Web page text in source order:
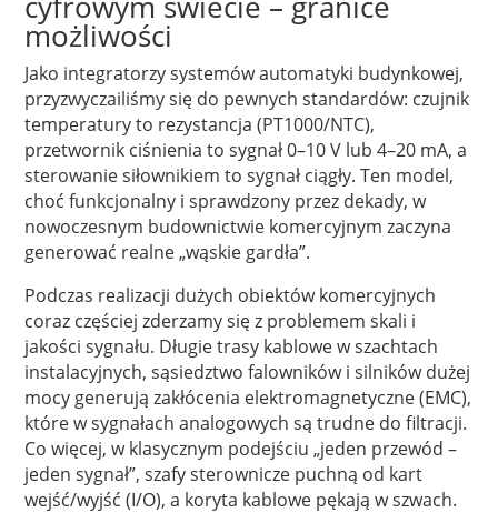
możliwości
Jako integratorzy systemów automatyki budynkowej,
przyzwyczailiśmy się do pewnych standardów: czujnik
temperatury to rezystancja (PT1000/NTC),
przetwornik ciśnienia to sygnał 0–10 V lub 4–20 mA, a
sterowanie siłownikiem to sygnał ciągły. Ten model,
choć funkcjonalny i sprawdzony przez dekady, w
nowoczesnym budownictwie komercyjnym zaczyna
generować realne „wąskie gardła”.
Podczas realizacji dużych obiektów komercyjnych
coraz częściej zderzamy się z problemem skali i
jakości sygnału. Długie trasy kablowe w szachtach
instalacyjnych, sąsiedztwo falowników i silników dużej
mocy generują zakłócenia elektromagnetyczne (EMC),
które w sygnałach analogowych są trudne do filtracji.
Co więcej, w klasycznym podejściu „jeden przewód –
jeden sygnał”, szafy sterownicze puchną od kart
wejść/wyjść (I/O), a koryta kablowe pękają w szwach.